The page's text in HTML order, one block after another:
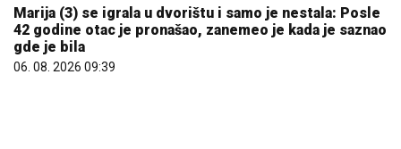
Marija (3) se igrala u dvorištu i samo je nestala: Posle
42 godine otac je pronašao, zanemeo je kada je saznao
gde je bila
06. 08. 2026 09:39